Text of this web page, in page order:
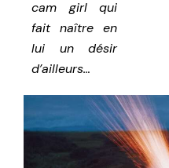
cam girl qui
fait naître en
lui un désir
d’ailleurs…